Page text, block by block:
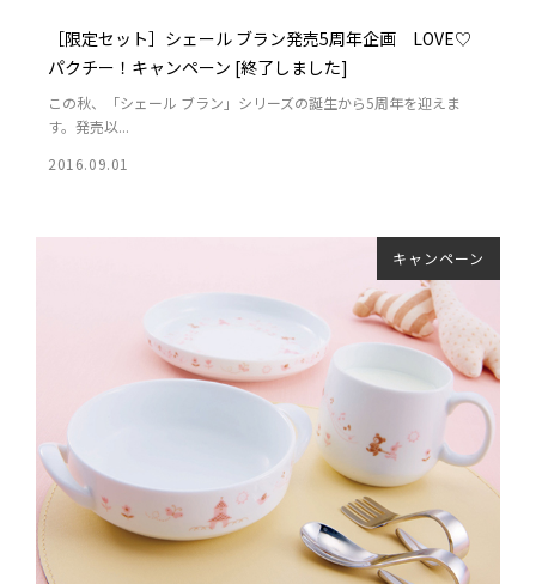
［限定セット］シェール ブラン発売5周年企画 LOVE♡
パクチー！キャンペーン [終了しました]
この秋、「シェール ブラン」シリーズの誕生から5周年を迎えま
す。発売以...
2016.09.01
キャンペーン